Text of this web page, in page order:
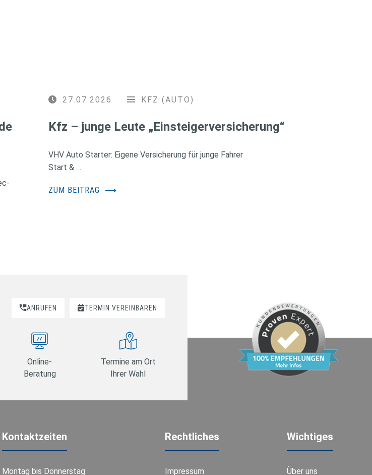
27.07.2026 KFZ (AUTO)
Kfz – junge Leute „Einsteigerversicherung“
VHV Auto Starter: Eigene Versicherung für junge Fahrer
Start & …
ZUM BEITRAG ⟶
ANRUFEN TERMIN VEREINBAREN
Online-
Beratung
Termine am Ort
Ihrer Wahl
Kontaktzeiten
Montag bis Donnerstag
Rechtliches
Impressum
Wichtiges
Über uns